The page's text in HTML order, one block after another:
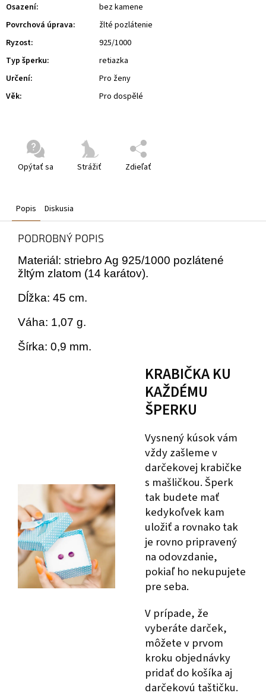
Opýtať sa Strážiť Zdieľať
Osazení:
bez kamene
Povrchová úprava:
žlté pozlátenie
Ryzost:
925/1000
Typ šperku:
retiazka
Určení:
Pro ženy
Věk: Pro dospělé
Popis Diskusia
PODROBNÝ POPIS
Materiál: striebro Ag 925/1000 pozlátené
žltým zlatom (14 karátov).
Dĺžka: 45 cm.
Váha: 1,07 g.
Šírka: 0,9 mm.
KRABIČKA KU
KAŽDÉMU
ŠPERKU
Vysnený kúsok vám
vždy zašleme v
darčekovej krabičke
s mašličkou. Šperk
tak budete mať
kedykoľvek kam
uložiť a rovnako tak
je rovno pripravený
na odovzdanie,
pokiaľ ho nekupujete
pre seba.
V prípade, že
vyberáte darček,
môžete v prvom
kroku objednávky
pridať do košíka aj
darčekovú taštičku.